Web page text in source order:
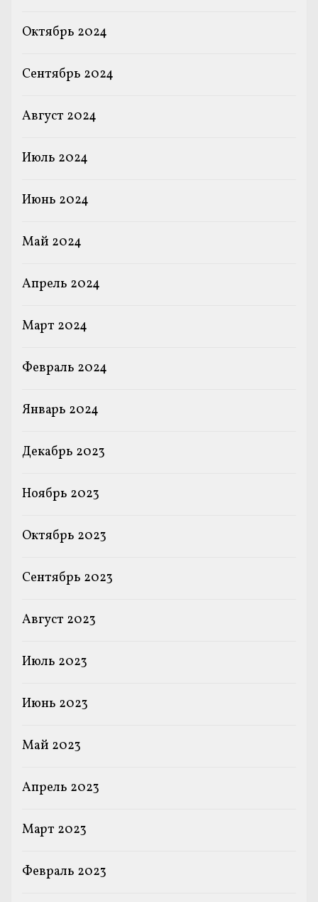
Октябрь 2024
Сентябрь 2024
Август 2024
Июль 2024
Июнь 2024
Май 2024
Апрель 2024
Март 2024
Февраль 2024
Январь 2024
Декабрь 2023
Ноябрь 2023
Октябрь 2023
Сентябрь 2023
Август 2023
Июль 2023
Июнь 2023
Май 2023
Апрель 2023
Март 2023
Февраль 2023